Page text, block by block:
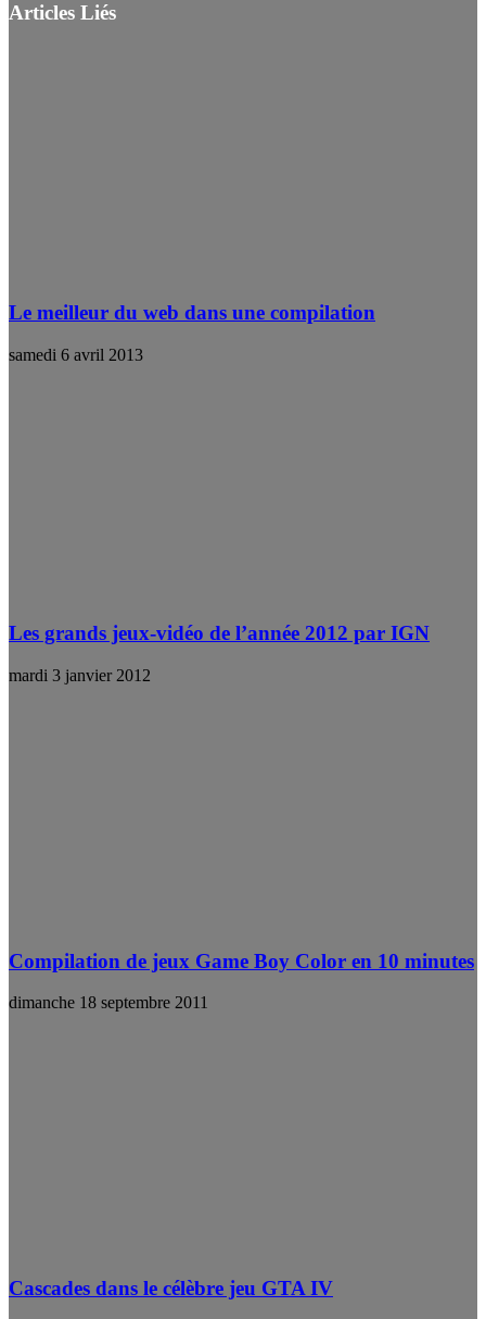
Articles Liés
Le meilleur du web dans une compilation
samedi 6 avril 2013
Les grands jeux-vidéo de l’année 2012 par IGN
mardi 3 janvier 2012
Compilation de jeux Game Boy Color en 10 minutes
dimanche 18 septembre 2011
Cascades dans le célèbre jeu GTA IV